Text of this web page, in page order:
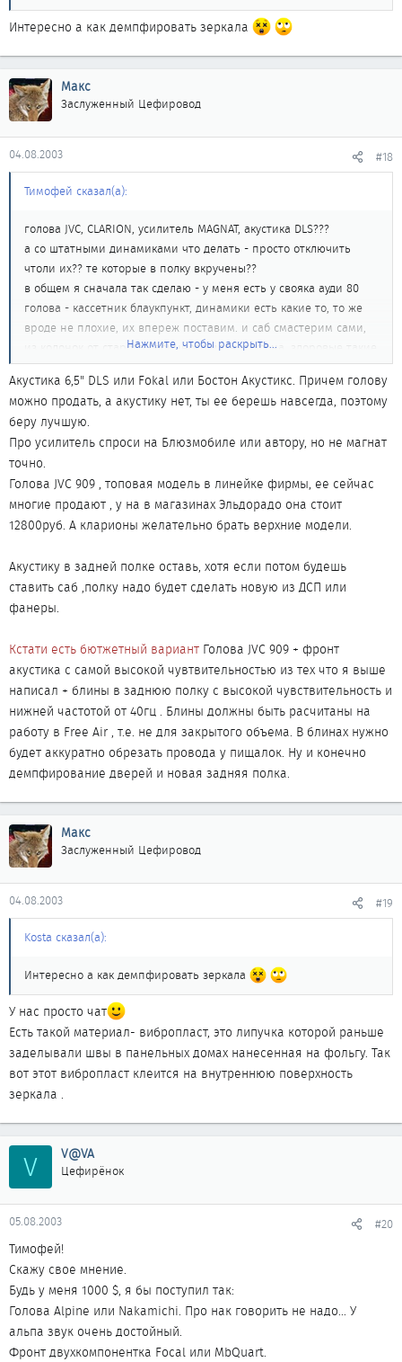
саба.
хорошо сделал, появилось много баса, почти как от саба , даже
машину раскачивает и все зеркала трясутся(тоже кстати надо
задемпфировать)
Я тут форумов начитался уже бросился JVC продавать, но
сегодня спецы послушали пару дисков с джазом и пинк флойд,
сказали очень круто , даже MP3 вполне музыкально играет.
Интересно а как демпфировать зеркала
Макс
Заслуженный Цефировод
04.08.2003 #18
Тимофей сказал(а):
голова JVC, CLARION, усилитель MAGNAT, акустика DLS???
а со штатными динамиками что делать - просто отключить
чтоли их?? те которые в полку вкручены??
в общем я сначала так сделаю - у меня есть у свояка ауди 80
голова - кассетник блаукпункт, динамики есть какие то, то же
вроде не плохие, их впереж поставим. и саб смастерим сами,
из колонок от старого бабинного магнитофона, здоровые такие
в пол человеческого роста, в общем у него сначала попробую, а
потом уж на себе опыты ставить буду, просто у него то все в
наличии уже как бы, а мне то еще покупать надо)))
Нажмите, чтобы раскрыть...
Акустика 6,5" DLS или Fokal или Бостон Акустикс. Причем голову
можно продать, а акустику нет, ты ее берешь навсегда, поэтому
беру лучшую.
Про усилитель спроси на Блюзмобиле или автору, но не магнат
точно.
Голова JVC 909 , топовая модель в линейке фирмы, ее сейчас
многие продают , у на в магазинах Эльдорадо она стоит
12800руб. А кларионы желательно брать верхние модели.
Акустику в задней полке оставь, хотя если потом будешь
ставить саб ,полку надо будет сделать новую из ДСП или
фанеры.
Кстати есть бютжетный вариант Голова JVC 909 + фронт
акустика с самой высокой чувтвительностью из тех что я выше
написал + блины в заднюю полку с высокой чувствительность и
нижней частотой от 40гц . Блины должны быть расчитаны на
работу в Free Air , т.е. не для закрытого объема. В блинах нужно
будет аккуратно обрезать провода у пищалок. Ну и конечно
демпфирование дверей и новая задняя полка.
Макс
Заслуженный Цефировод
04.08.2003 #19
Kosta сказал(а):
Интересно а как демпфировать зеркала
У нас просто чат
Есть такой материал- вибропласт, это липучка которой раньше
заделывали швы в панельных домах нанесенная на фольгу. Так
вот этот вибропласт клеится на внутреннюю поверхность
зеркала .
V V@VA
Цефирёнок
05.08.2003 #20
Тимофей!
Скажу свое мнение.
Будь у меня 1000 $, я бы поступил так:
Голова Alpine или Nakamichi. Про нак говорить не надо... У
альпа звук очень достойный.
Фронт двухкомпонентка Focal или MbQuart.